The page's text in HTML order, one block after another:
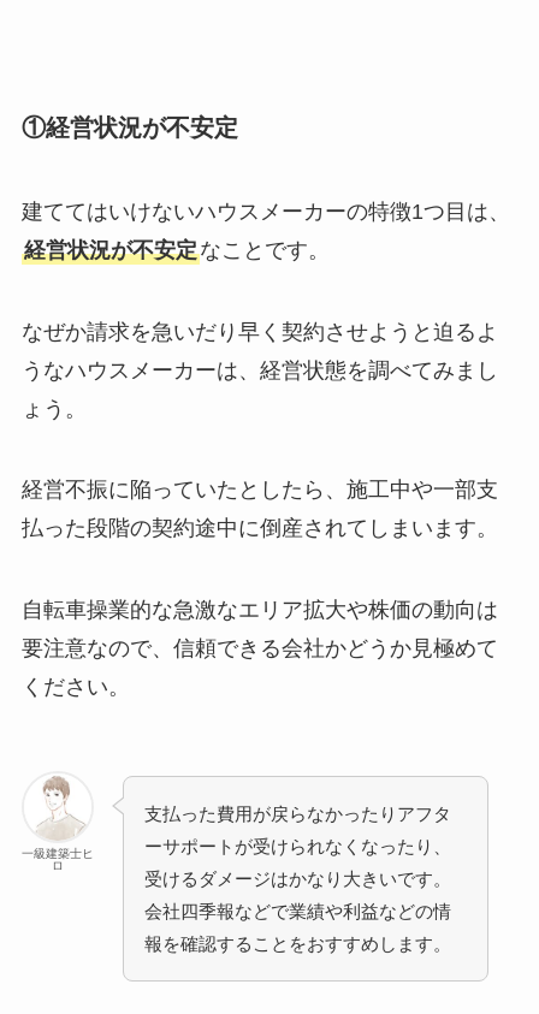
①経営状況が不安定
建ててはいけないハウスメーカーの特徴1つ目は、
経営状況が不安定なことです。
なぜか請求を急いだり早く契約させようと迫るよ
うなハウスメーカーは、経営状態を調べてみまし
ょう。
経営不振に陥っていたとしたら、施工中や一部支
払った段階の契約途中に倒産されてしまいます。
自転車操業的な急激なエリア拡大や株価の動向は
要注意なので、信頼できる会社かどうか見極めて
ください。
一級建築士ヒ
ロ
支払った費用が戻らなかったりアフタ
ーサポートが受けられなくなったり、
受けるダメージはかなり大きいです。
会社四季報などで業績や利益などの情
報を確認することをおすすめします。